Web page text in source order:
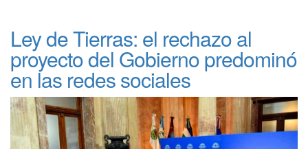
Ley de Tierras: el rechazo al
proyecto del Gobierno predominó
en las redes sociales